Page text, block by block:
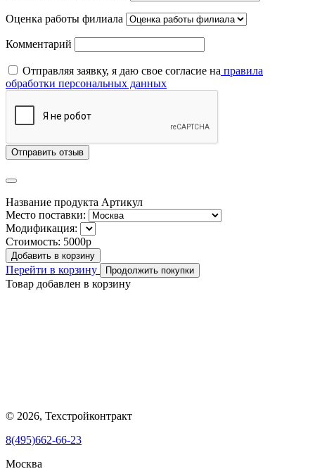
Оценка работы филиала
Комментарий
Отправляя заявку, я даю свое согласие на правила
обработки персональных данных
Отправить отзыв
Название продукта Артикул
Место поставки:
Модификация:
Стоимость: 5000р
Добавить в корзину
Перейти в корзину Продолжить покупки
Товар добавлен в корзину
© 2026, Техстройконтракт
8(495)662-66-23
Москва